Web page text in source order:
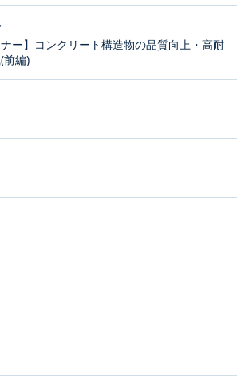
ナー】コンクリート構造物の品質向上・高耐
前編)